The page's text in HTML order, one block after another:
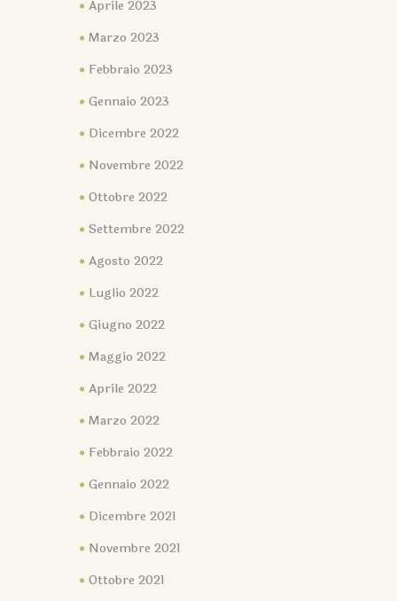
Aprile 2023
Marzo 2023
Febbraio 2023
Gennaio 2023
Dicembre 2022
Novembre 2022
Ottobre 2022
Settembre 2022
Agosto 2022
Luglio 2022
Giugno 2022
Maggio 2022
Aprile 2022
Marzo 2022
Febbraio 2022
Gennaio 2022
Dicembre 2021
Novembre 2021
Ottobre 2021